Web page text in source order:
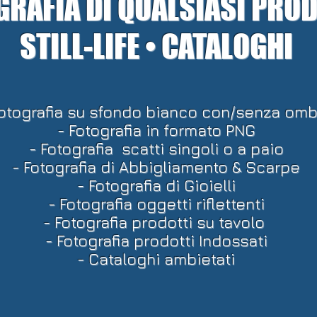
DI QUALSIASI
STILL-LIFE • CATALOGHI
su sfondo bianco con/senza
- Fotografia in formato PNG
- Fotografia scatti singoli o a paio
- Fotografia di Abbigliamento & Scarpe
- Fotografia di Gioielli
- Fotografia oggetti riflettenti
- Fotografia prodotti su tavolo
- Fotografia prodotti Indossati
- Cataloghi ambietati